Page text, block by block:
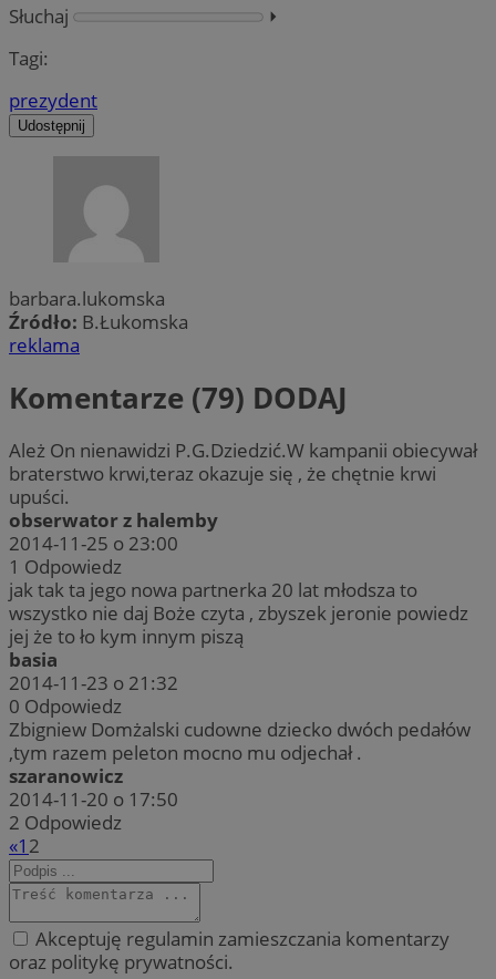
Słuchaj
⏵︎
Tagi:
prezydent
Udostępnij
barbara.lukomska
Źródło: B.Łukomska
reklama
Komentarze (79) DODAJ
Ależ On nienawidzi P.G.Dziedzić.W kampanii obiecywał
braterstwo krwi,teraz okazuje się , że chętnie krwi
upuści.
obserwator z halemby
2014-11-25 o 23:00
1 Odpowiedz
jak tak ta jego nowa partnerka 20 lat młodsza to
wszystko nie daj Boże czyta , zbyszek jeronie powiedz
jej że to ło kym innym piszą
basia
2014-11-23 o 21:32
0 Odpowiedz
Zbigniew Domżalski cudowne dziecko dwóch pedałów
,tym razem peleton mocno mu odjechał .
szaranowicz
2014-11-20 o 17:50
2 Odpowiedz
«1 2
Akceptuję regulamin zamieszczania komentarzy
oraz politykę prywatności.